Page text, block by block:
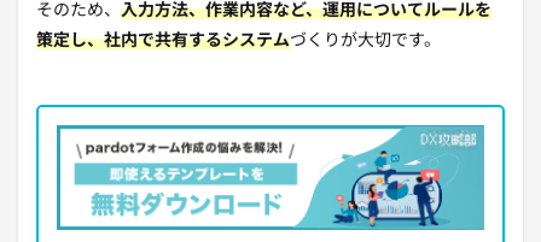
そのため、 入力方法、作業内容など、運用についてルールを
策定し、社内で共有するシステムづくりが大切です。